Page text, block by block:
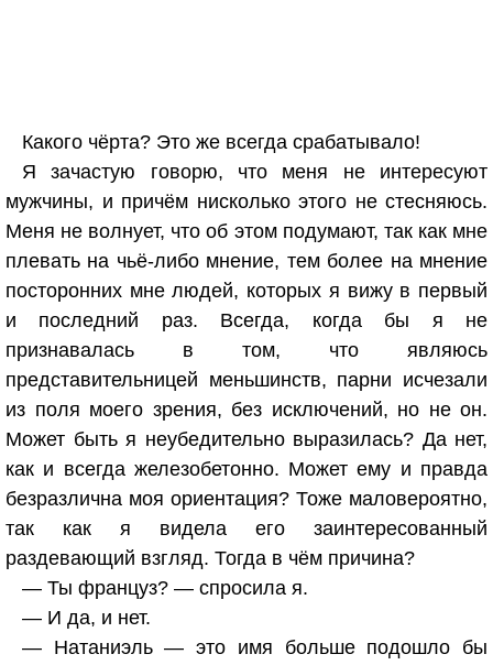
Какого чёрта? Это же всегда срабатывало!
Я зачастую говорю, что меня не интересуют
мужчины, и причём нисколько этого не стесняюсь.
Меня не волнует, что об этом подумают, так как мне
плевать на чьё-либо мнение, тем более на мнение
посторонних мне людей, которых я вижу в первый
и последний раз. Всегда, когда бы я не
признавалась в том, что являюсь
представительницей меньшинств, парни исчезали
из поля моего зрения, без исключений, но не он.
Может быть я неубедительно выразилась? Да нет,
как и всегда железобетонно. Может ему и правда
безразлична моя ориентация? Тоже маловероятно,
так как я видела его заинтересованный
раздевающий взгляд. Тогда в чём причина?
— Ты француз? — спросила я.
— И да, и нет.
— Натаниэль — это имя больше подошло бы